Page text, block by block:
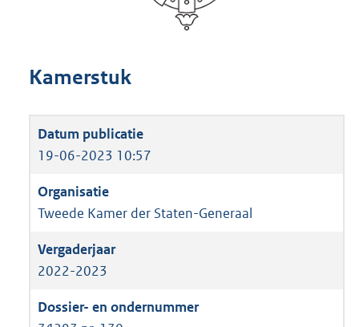
Kamerstuk
19-06-2023 10:57
Tweede Kamer der Staten-Generaal
2022-2023